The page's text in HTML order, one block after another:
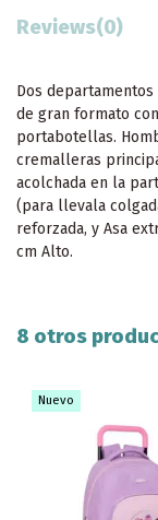
Reviews(0)
Dos
de gran formato
portabotellas.
cremalleras
acolchada en la
(para llevala
reforzada, y Asa
cm Alto.
8 otros
Nuevo